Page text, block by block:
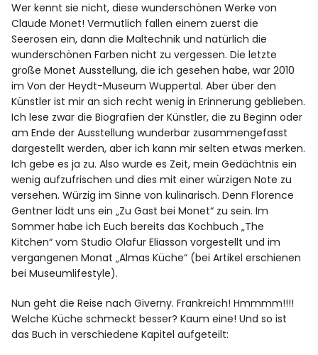
Wer kennt sie nicht, diese wunderschönen Werke von
Claude Monet! Vermutlich fallen einem zuerst die
Seerosen ein, dann die Maltechnik und natürlich die
wunderschönen Farben nicht zu vergessen. Die letzte
große Monet Ausstellung, die ich gesehen habe, war 2010
im Von der Heydt-Museum Wuppertal. Aber über den
Künstler ist mir an sich recht wenig in Erinnerung geblieben.
Ich lese zwar die Biografien der Künstler, die zu Beginn oder
am Ende der Ausstellung wunderbar zusammengefasst
dargestellt werden, aber ich kann mir selten etwas merken.
Ich gebe es ja zu. Also wurde es Zeit, mein Gedächtnis ein
wenig aufzufrischen und dies mit einer würzigen Note zu
versehen. Würzig im Sinne von kulinarisch. Denn Florence
Gentner lädt uns ein „Zu Gast bei Monet“ zu sein. Im
Sommer habe ich Euch bereits das Kochbuch „The
Kitchen“ vom Studio Olafur Eliasson vorgestellt und im
vergangenen Monat „Almas Küche“ (bei Artikel erschienen
bei Museumlifestyle).
Nun geht die Reise nach Giverny. Frankreich! Hmmmm!!!!
Welche Küche schmeckt besser? Kaum eine! Und so ist
das Buch in verschiedene Kapitel aufgeteilt: